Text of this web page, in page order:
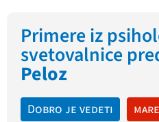
Primere iz
svetovalnice
Peloz
Dobro je vedeti